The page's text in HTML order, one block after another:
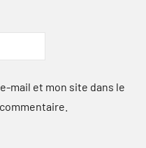
mail et mon site dans le